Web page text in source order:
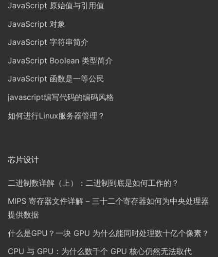
JavaScript 原始值与引用值
JavaScript 对象
JavaScript 字符串简介
JavaScript Boolean 类型简介
JavaScript 函数是一等公民
javascript编写代码的编码风格
如何进行Linux服务器管理？
芯片设计
二进制数详解（上）：二进制到底是如何工作的？
MIPS 寄存器文件详解 – 三十二个寄存器如何为中央处理器
提供数据
什么是GPU？一块 GPU 为什么能同时处理数十亿个像素？
CPU 与 GPU：为什么数千个 GPU 核心仍然无法取代